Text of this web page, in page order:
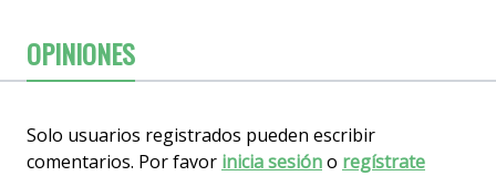
OPINIONES
Solo usuarios registrados pueden escribir
comentarios. Por favor inicia sesióno regístrate